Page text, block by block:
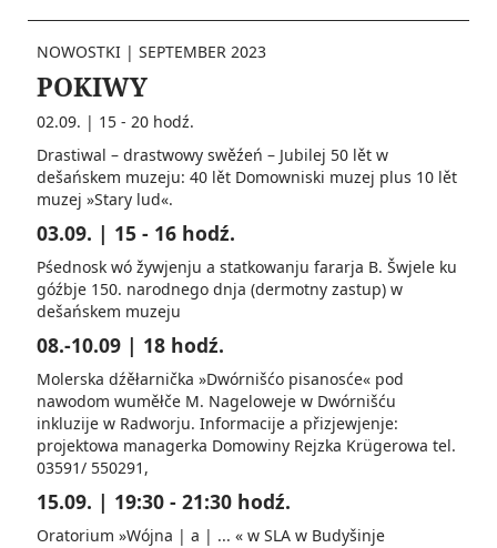
NOWOSTKI | SEPTEMBER 2023
POKIWY
02.09. | 15 - 20 hodź.
Drastiwal – drastwowy swěźeń – Jubilej 50 lět w
dešańskem muzeju: 40 lět Domowniski muzej plus 10 lět
muzej »Stary lud«.
03.09. | 15 - 16 hodź.
Pśednosk wó žywjenju a stat­ko­wanju fararja B. ­Šwjele ku
góźbje 150. narodnego dnja (dermotny zastup) w
dešańskem muzeju
08.-10.09 | 18 hodź.
Molerska dźěłarnička »Dwórnišćo pisanosće« pod
nawodom wuměłče M. Nageloweje w Dwórnišću
inkluzije w Ra­dworju. Informacije a přizjewjenje:
projektowa managerka Domowiny Rejzka Krüge­rowa tel.
03591/ 550291,
15.09. | 19:30 - 21:30 hodź.
Oratorium »Wójna | a | ... « w SLA w Budyšinje